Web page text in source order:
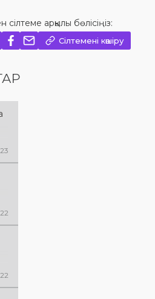
арқылы бөлісіңіз:
Сілтемені көшіру